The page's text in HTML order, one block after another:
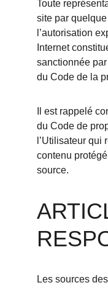
Toute
site par
l’autorisation
Internet
sanctionnée
du Code de la
Il est rappelé
du Code de
l’Utilisateur
contenu
source.
Les sources